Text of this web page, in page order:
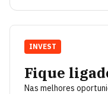
Fique
Nas melhores
INVEST